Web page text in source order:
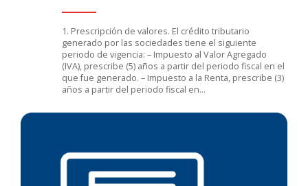
1. Prescripción de valores. El crédito tributario
generado por las sociedades tiene el siguiente
periodo de vigencia: – Impuesto al Valor Agregado
(IVA), prescribe (5) años a partir del periodo fiscal en el
que fue generado. – Impuesto a la Renta, prescribe (3)
años a partir del periodo fiscal en…